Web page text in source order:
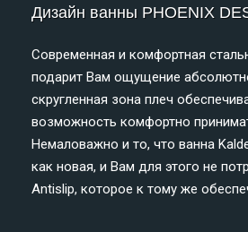
Дизайн ванны PHOENIX
Современная и комфортная
подарит Вам ощущение
скругленная зона плеч
возможность комфортно
Немаловажно и то, что ванна
как новая, и Вам для этого не
Antislip, которое к тому же